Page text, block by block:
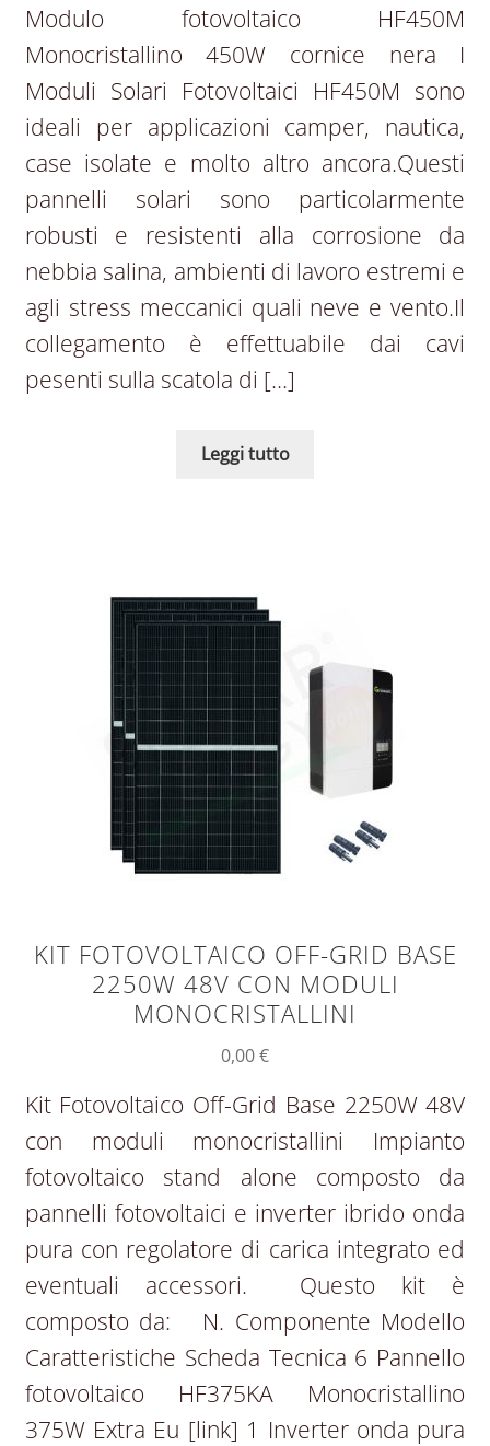
Modulo fotovoltaico HF450M
Monocristallino 450W cornice nera I
Moduli Solari Fotovoltaici HF450M sono
ideali per applicazioni camper, nautica,
case isolate e molto altro ancora.Questi
pannelli solari sono particolarmente
robusti e resistenti alla corrosione da
nebbia salina, ambienti di lavoro estremi e
agli stress meccanici quali neve e vento.Il
collegamento è effettuabile dai cavi
pesenti sulla scatola di […]
Leggi tutto
KIT FOTOVOLTAICO OFF-GRID BASE
2250W 48V CON MODULI
MONOCRISTALLINI
0,00€
Kit Fotovoltaico Off-Grid Base 2250W 48V
con moduli monocristallini Impianto
fotovoltaico stand alone composto da
pannelli fotovoltaici e inverter ibrido onda
pura con regolatore di carica integrato ed
eventuali accessori. Questo kit è
composto da: N. Componente Modello
Caratteristiche Scheda Tecnica 6 Pannello
fotovoltaico HF375KA Monocristallino
375W Extra Eu [link] 1 Inverter onda pura